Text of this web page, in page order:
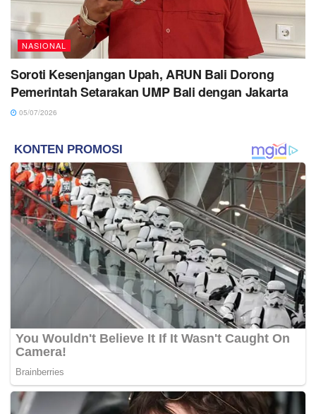
NASIONAL
Soroti Kesenjangan Upah, ARUN Bali Dorong
Pemerintah Setarakan UMP Bali dengan Jakarta
05/07/2026